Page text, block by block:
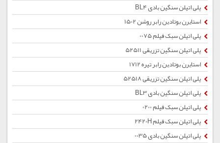
پلی اتیلن سنگین بادی BL4
استایرن بوتادین رابر روشن 1502
پلی اتیلن سبک فیلم 0075
پلی اتیلن سنگین تزریقی 52511
استایرن بوتادین رابر تیره 1712
پلی اتیلن سنگین تزریقی 52518
پلی اتیلن سنگین بادی BL3
پلی اتیلن سبک فیلم 0200
پلی اتیلن سبک فیلم 2420H
پلی اتیلن سنگین بادی 0035